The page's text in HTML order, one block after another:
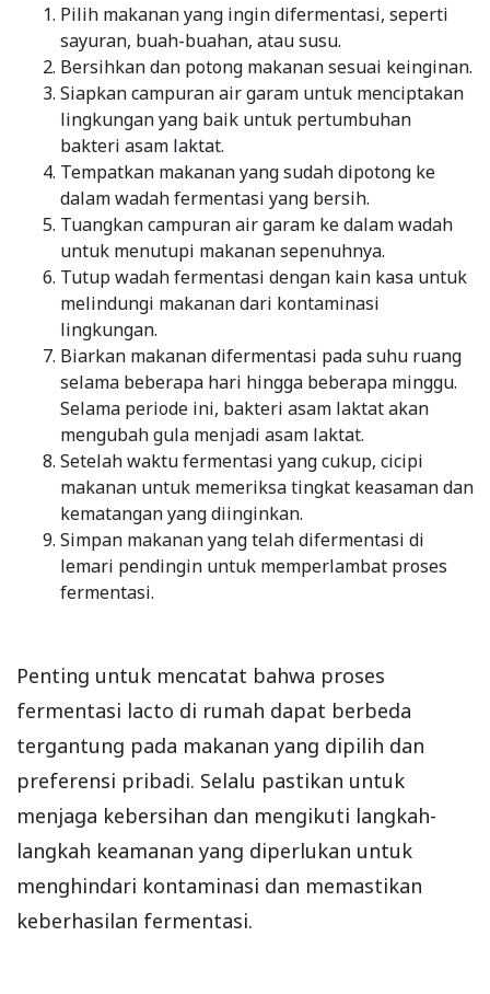
Pilih makanan yang ingin difermentasi, seperti
sayuran, buah-buahan, atau susu.
Bersihkan dan potong makanan sesuai keinginan.
Siapkan campuran air garam untuk menciptakan
lingkungan yang baik untuk pertumbuhan
bakteri asam laktat.
Tempatkan makanan yang sudah dipotong ke
dalam wadah fermentasi yang bersih.
Tuangkan campuran air garam ke dalam wadah
untuk menutupi makanan sepenuhnya.
Tutup wadah fermentasi dengan kain kasa untuk
melindungi makanan dari kontaminasi
lingkungan.
Biarkan makanan difermentasi pada suhu ruang
selama beberapa hari hingga beberapa minggu.
Selama periode ini, bakteri asam laktat akan
mengubah gula menjadi asam laktat.
Setelah waktu fermentasi yang cukup, cicipi
makanan untuk memeriksa tingkat keasaman dan
kematangan yang diinginkan.
Simpan makanan yang telah difermentasi di
lemari pendingin untuk memperlambat proses
fermentasi.
Penting untuk mencatat bahwa proses
fermentasi lacto di rumah dapat berbeda
tergantung pada makanan yang dipilih dan
preferensi pribadi. Selalu pastikan untuk
menjaga kebersihan dan mengikuti langkah-
langkah keamanan yang diperlukan untuk
menghindari kontaminasi dan memastikan
keberhasilan fermentasi.